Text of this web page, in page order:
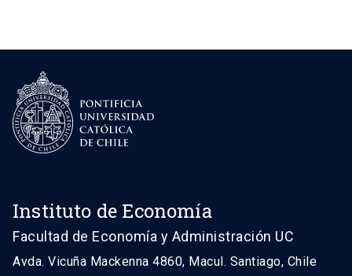
Instituto de Economía
Facultad de Economía y Administración UC
Avda. Vicuña Mackenna 4860, Macul. Santiago, Chile